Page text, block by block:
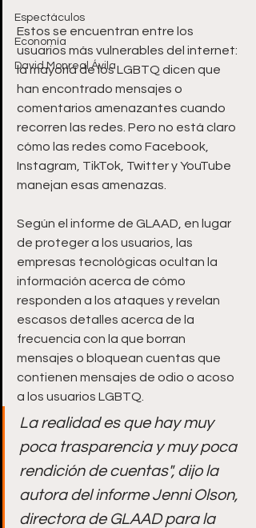
Espectáculos
Economía
David Monreal Ávila
Estos se encuentran entre los
usuarios más vulnerables del internet:
la mayoría de los LGBTQ dicen que
han encontrado mensajes o
comentarios amenazantes cuando
recorren las redes. Pero no está claro
cómo las redes como Facebook,
Instagram, TikTok, Twitter y YouTube
manejan esas amenazas.
Según el informe de GLAAD, en lugar
de proteger a los usuarios, las
empresas tecnológicas ocultan la
información acerca de cómo
responden a los ataques y revelan
escasos detalles acerca de la
frecuencia con la que borran
mensajes o bloquean cuentas que
contienen mensajes de odio o acoso
a los usuarios LGBTQ.
La realidad es que hay muy
poca trasparencia y muy poca
rendición de cuentas", dijo la
autora del informe Jenni Olson,
directora de GLAAD para la